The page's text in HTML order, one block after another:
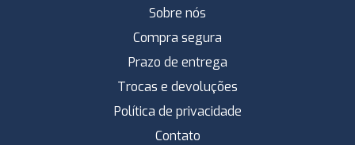
Sobre nós
Compra segura
Prazo de entrega
Trocas e devoluções
Política de privacidade
Contato